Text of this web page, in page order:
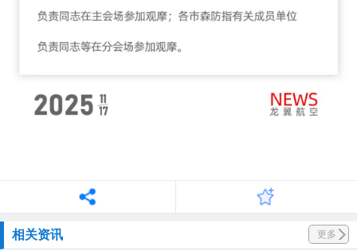
相关资讯 更多